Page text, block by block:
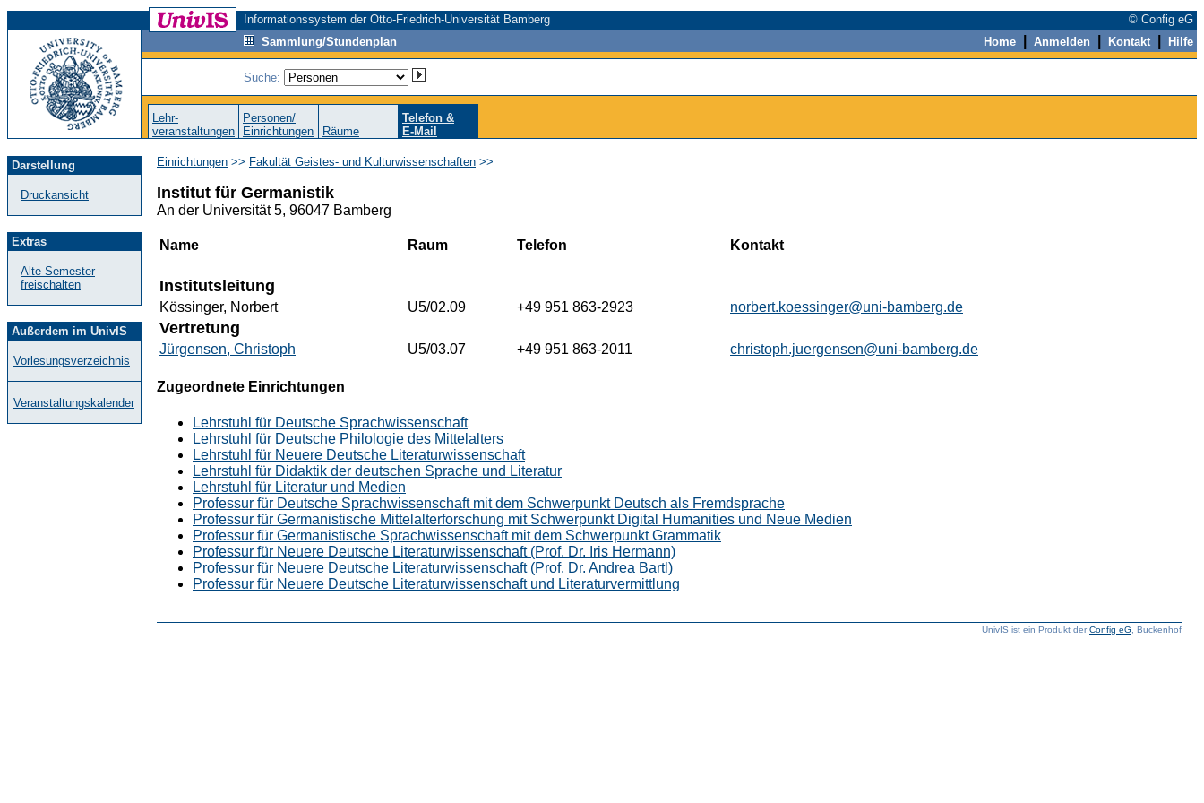
Informationssystem der Otto-Friedrich-Universität Bamberg
© Config eG
Sammlung/Stundenplan
Home Anmelden Kontakt Hilfe
Suche:
Lehr-
veranstaltungen
Personen/
Einrichtungen
Räume
Telefon &
E-Mail
Darstellung
Druckansicht
Extras
Alte Semester
freischalten
Außerdem im UnivIS
Vorlesungsverzeichnis
Veranstaltungskalender
Einrichtungen >> Fakultät Geistes- und Kulturwissenschaften >>
Institut für Germanistik
An der Universität 5, 96047 Bamberg
Name Raum Telefon Kontakt
Institutsleitung
Kössinger, Norbert U5/02.09 +49 951 863-2923 norbert.koessinger@uni-bamberg.de
Vertretung
Jürgensen, Christoph U5/03.07 +49 951 863-2011 christoph.juergensen@uni-bamberg.de
Zugeordnete Einrichtungen
Lehrstuhl für Deutsche Sprachwissenschaft
Lehrstuhl für Deutsche Philologie des Mittelalters
Lehrstuhl für Neuere Deutsche Literaturwissenschaft
Lehrstuhl für Didaktik der deutschen Sprache und Literatur
Lehrstuhl für Literatur und Medien
Professur für Deutsche Sprachwissenschaft mit dem Schwerpunkt Deutsch als Fremdsprache
Professur für Germanistische Mittelalterforschung mit Schwerpunkt Digital Humanities und Neue Medien
Professur für Germanistische Sprachwissenschaft mit dem Schwerpunkt Grammatik
Professur für Neuere Deutsche Literaturwissenschaft (Prof. Dr. Iris Hermann)
Professur für Neuere Deutsche Literaturwissenschaft (Prof. Dr. Andrea Bartl)
Professur für Neuere Deutsche Literaturwissenschaft und Literaturvermittlung
UnivIS ist ein Produkt derConfig eG , Buckenhof